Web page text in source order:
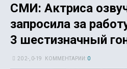
СМИ: Актриса
запросила за
3 шестизначный
20 2-, 0-19 КОММЕНТАРИИ: 0